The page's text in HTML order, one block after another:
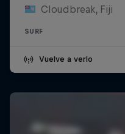
Cloudbreak, Fiji
SURF
Vuelve a verlo